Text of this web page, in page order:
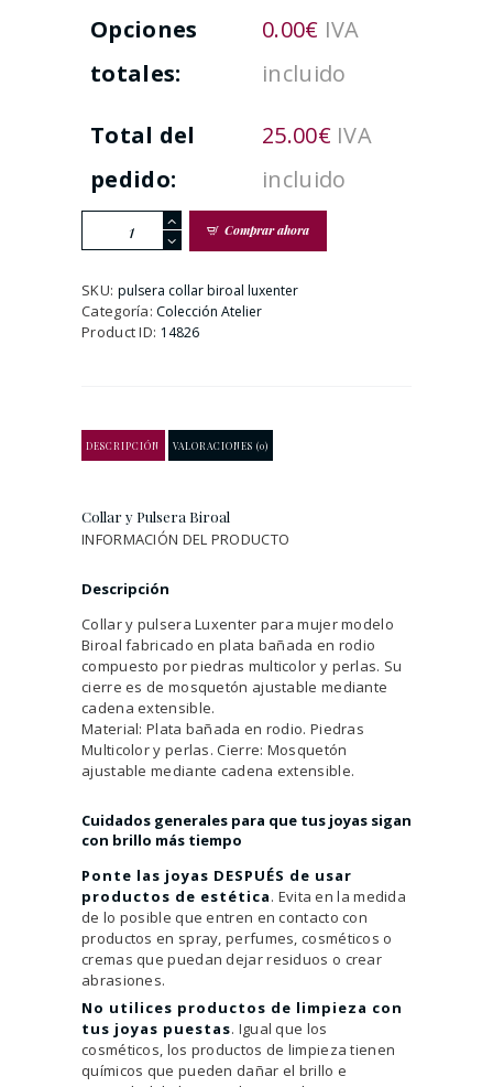
Opciones
totales:
0.00€ IVA
incluido
Total del
pedido:
25.00€IVA
incluido
Biroal
cantidad
Comprar ahora
SKU: pulsera collar biroal luxenter
Categoría: Colección Atelier
Product ID: 14826
DESCRIPCIÓN VALORACIONES (0)
Collar y Pulsera Biroal
INFORMACIÓN DEL PRODUCTO
Descripción
Collar y pulsera Luxenter para mujer modelo
Biroal fabricado en plata bañada en rodio
compuesto por piedras multicolor y perlas. Su
cierre es de mosquetón ajustable mediante
cadena extensible.
Material: Plata bañada en rodio. Piedras
Multicolor y perlas. Cierre: Mosquetón
ajustable mediante cadena extensible.
Cuidados generales para que tus joyas sigan
con brillo más tiempo
Ponte las joyas DESPUÉS de usar
productos de estética. Evita en la medida
de lo posible que entren en contacto con
productos en spray, perfumes, cosméticos o
cremas que puedan dejar residuos o crear
abrasiones.
No utilices productos de limpieza con
tus joyas puestas. Igual que los
cosméticos, los productos de limpieza tienen
químicos que pueden dañar el brillo e